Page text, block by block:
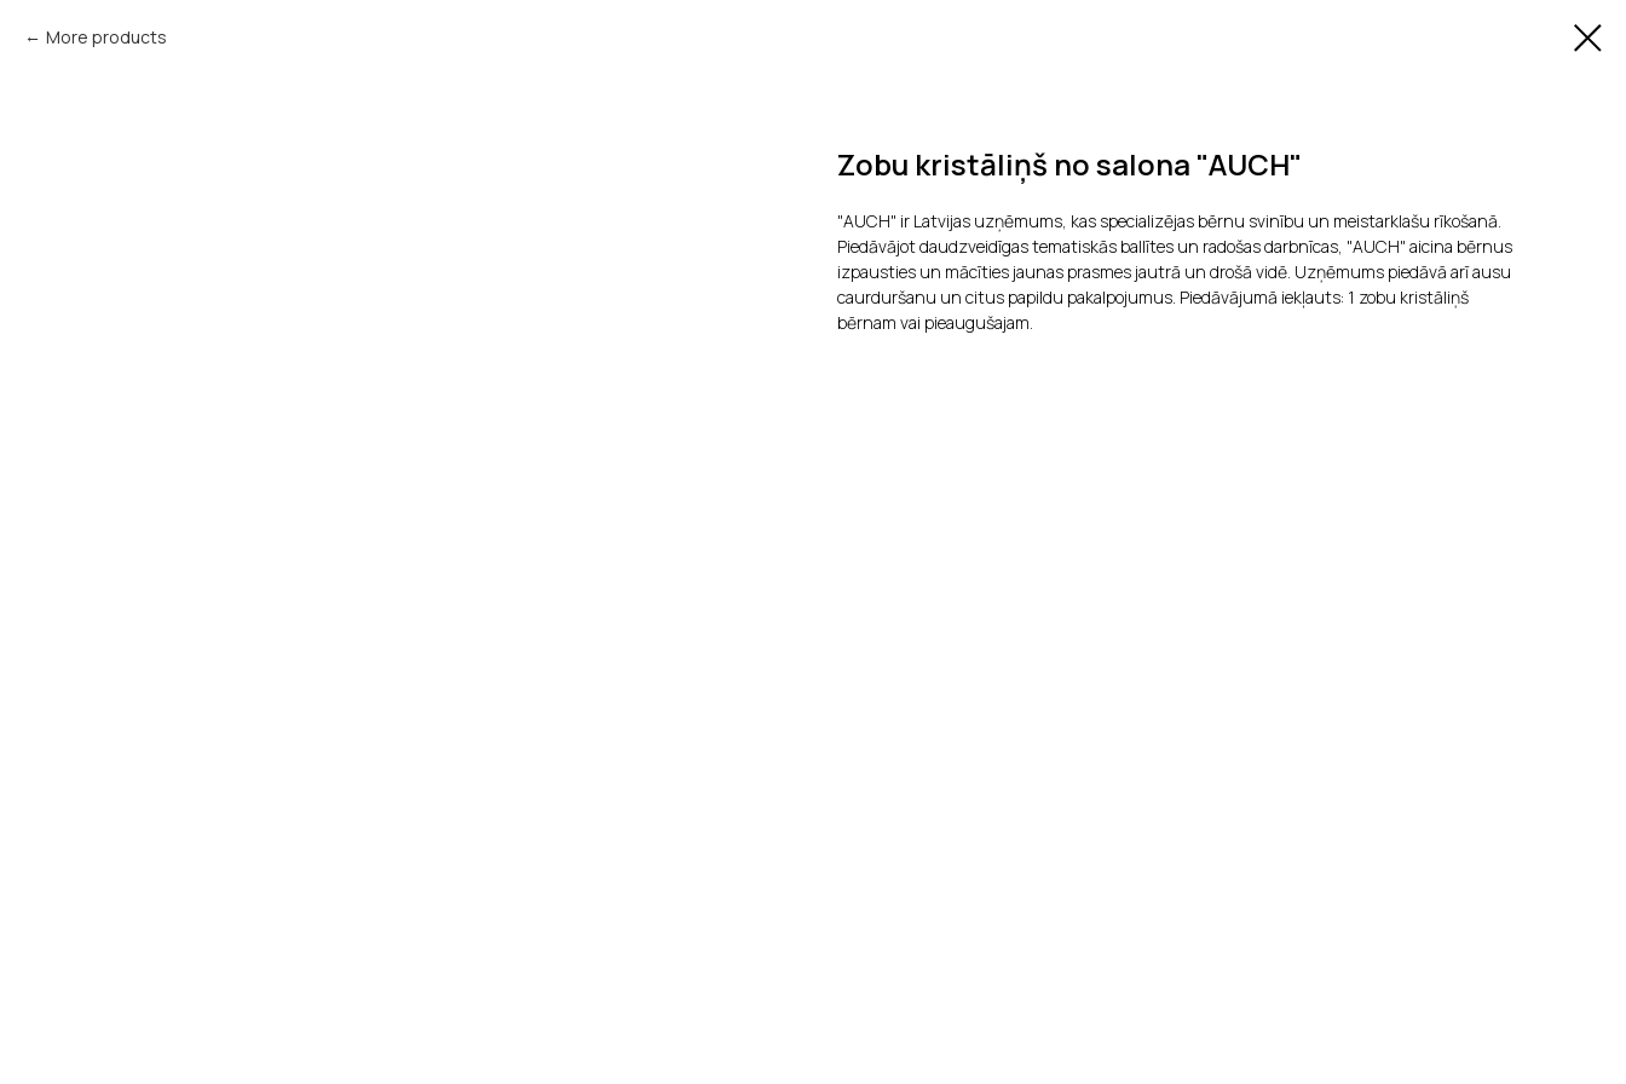
More products
Zobu kristāliņš no salona "AUCH"
"AUCH" ir Latvijas uzņēmums, kas specializējas bērnu svinību un meistarklašu rīkošanā.
Piedāvājot daudzveidīgas tematiskās ballītes un radošas darbnīcas, "AUCH" aicina bērnus
izpausties un mācīties jaunas prasmes jautrā un drošā vidē. Uzņēmums piedāvā arī ausu
caurduršanu un citus papildu pakalpojumus. Piedāvājumā iekļauts: 1 zobu kristāliņš
bērnam vai pieaugušajam.